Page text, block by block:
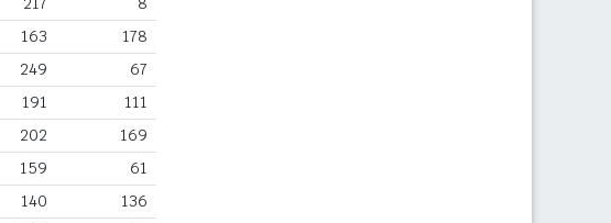
163 178
249 67
191 111
202 169
159 61
140 136